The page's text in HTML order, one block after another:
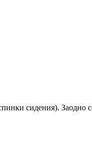
сидения). Заодно